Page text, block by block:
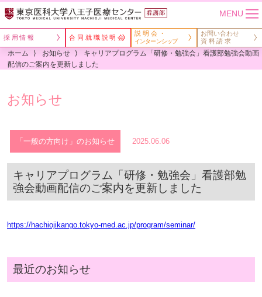
MENU
採用情報 合同就職説明会
説明会・
インターンシップ
お問い合わせ
資料請求
ホーム
お知らせ
キャリアプログラム「研修・勉強会」看護部勉強会動画
配信のご案内を更新しました
お知らせ
「一般の方向け」のお知らせ 2025.06.06
キャリアプログラム「研修・勉強会」看護部勉
強会動画配信のご案内を更新しました
https://hachiojikango.tokyo-med.ac.jp/program/seminar/
最近のお知らせ